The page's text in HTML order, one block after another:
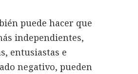
puede hacer que
independientes,
entusiastas e
negativo, pueden